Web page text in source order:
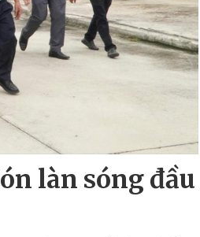
làn sóng đầu